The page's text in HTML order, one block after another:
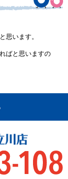
思います。
ばと思いますの